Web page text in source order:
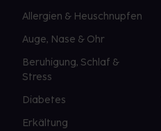
Allergien & Heuschnupfen
Auge, Nase & Ohr
Beruhigung, Schlaf &
Stress
Diabetes
Erkältung